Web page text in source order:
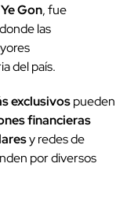
Gon, fue
las
del país.
exclusivospueden
financieras
y redes de
por diversos